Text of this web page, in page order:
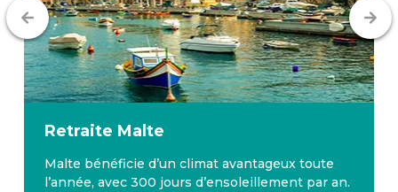
Retraite Malte
Malte bénéficie d’un climat avantageux toute
l’année, avec 300 jours d’ensoleillement par an.